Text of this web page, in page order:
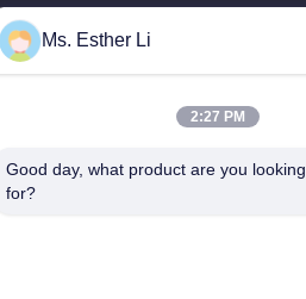
Tautan Cepat
Ms. Esther Li
2:27 PM
Good day, what product are you looking
for?